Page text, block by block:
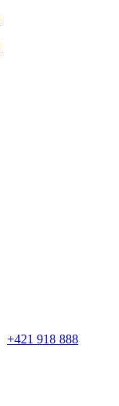
+421 918 888